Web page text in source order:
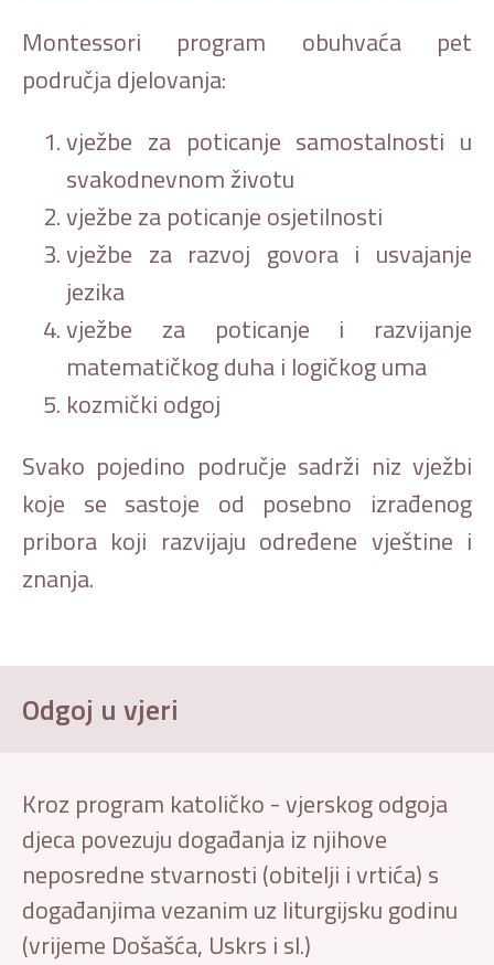
Montessori program obuhvaća pet
područja djelovanja:
vježbe za poticanje samostalnosti u
svakodnevnom životu
vježbe za poticanje osjetilnosti
vježbe za razvoj govora i usvajanje
jezika
vježbe za poticanje i razvijanje
matematičkog duha i logičkog uma
kozmički odgoj
Svako pojedino područje sadrži niz vježbi
koje se sastoje od posebno izrađenog
pribora koji razvijaju određene vještine i
znanja.
Odgoj u vjeri
Kroz program katoličko - vjerskog odgoja
djeca povezuju događanja iz njihove
neposredne stvarnosti (obitelji i vrtića) s
događanjima vezanim uz liturgijsku godinu
(vrijeme Došašća, Uskrs i sl.)